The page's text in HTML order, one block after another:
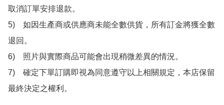
取消訂單安排退款。
5)　如因生產商或供應商未能全數供貨，所有訂金將獲全數
退回。
6)　照片與實際商品可能會出現稍微差異的情況。
7)　確定下單訂購即視為同意遵守以上相關規定，本店保留
最終決定之權利。